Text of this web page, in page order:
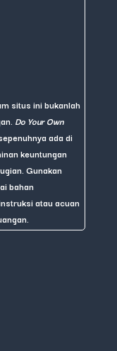
situs ini bukanlah
Do Your Own
ada di
keuntungan
Gunakan
bahan
atau acuan